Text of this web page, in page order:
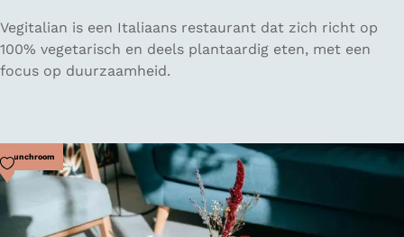
R
e
s
r
a
n
Vegitalian is een Italiaans restaurant dat zich richt op
100% vegetarisch en deels plantaardig eten, met een
focus op duurzaamheid.
Lunchroom
Voeg toe als favoriet